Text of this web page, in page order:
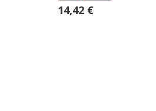
14,42 €